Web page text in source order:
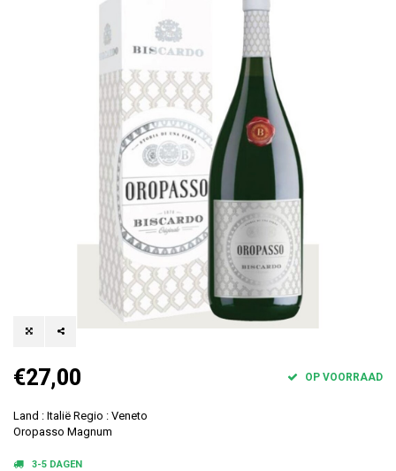
€27,00 OP VOORRAAD
Land : Italië Regio : Veneto
Oropasso Magnum
3-5 DAGEN